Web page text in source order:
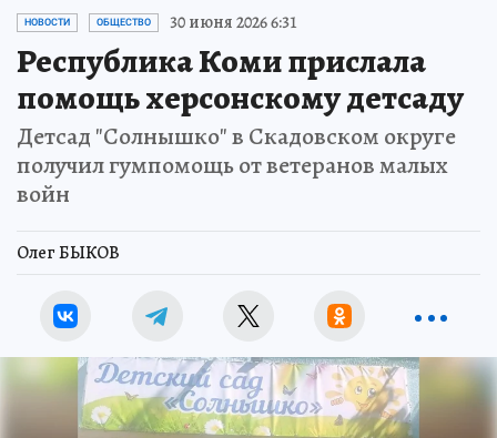
НОВОСТИ ОБЩЕСТВО 30 июня 2026 6:31
Республика Коми прислала
помощь херсонскому детсаду
Детсад "Солнышко" в Скадовском округе
получил гумпомощь от ветеранов малых
войн
Олег БЫКОВ